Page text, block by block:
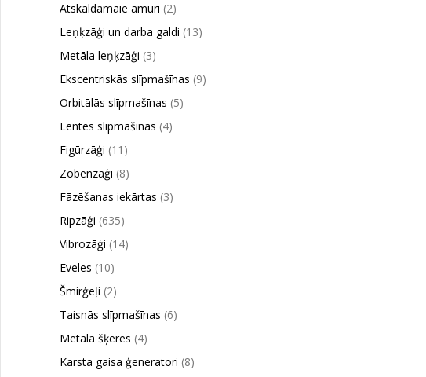
Atskaldāmaie āmuri (2)
Leņķzāģi un darba galdi (13)
Metāla leņķzāģi (3)
Ekscentriskās slīpmašīnas (9)
Orbitālās slīpmašīnas (5)
Lentes slīpmašīnas (4)
Figūrzāģi (11)
Zobenzāģi (8)
Fāzēšanas iekārtas (3)
Ripzāģi (635)
Vibrozāģi (14)
Ēveles (10)
Šmirģeļi (2)
Taisnās slīpmašīnas (6)
Metāla šķēres (4)
Karsta gaisa ģeneratori (8)